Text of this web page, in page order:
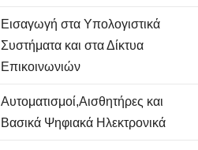
Εισαγωγή στα Υπολογιστικά
Συστήματα και στα Δίκτυα
Επικοινωνιών
Αυτοματισμοί,Αισθητήρες και
Βασικά Ψηφιακά Ηλεκτρονικά